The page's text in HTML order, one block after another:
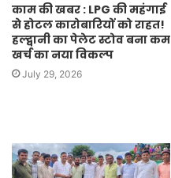
काम की खबर : LPG की महंगाई
से होटल कारोबारियों को राहत!
हल्द्वानी का पेलेट स्टोव बना कम
खर्च का नया विकल्प
July 29, 2026